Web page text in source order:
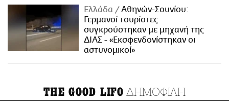
Ελλάδα
Αθηνών-Σουνίου:
Γερμανοί τουρίστες
συγκρούστηκαν με μηχανή της
ΔΙΑΣ - «Εκσφενδονίστηκαν οι
αστυνομικοί»
THE GOOD LIFO ΔΗΜΟΦΙΛΗ